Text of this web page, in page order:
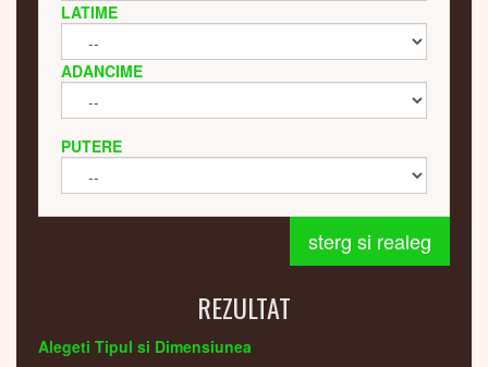
LATIME
ADANCIME
PUTERE
sterg si realeg
REZULTAT
Alegeti Tipul si Dimensiunea